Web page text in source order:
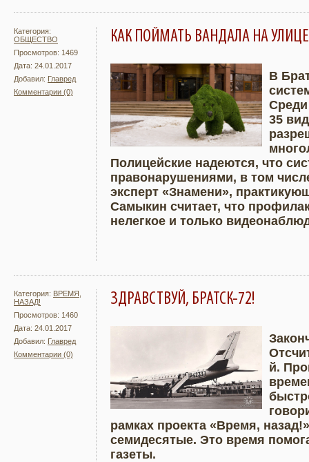
Категория:
ОБЩЕСТВО
Просмотров: 1469
Дата: 24.01.2017
Добавил: Главред
Комментарии (0)
КАК ПОЙМАТЬ ВАНДАЛА НА
Подробнее
В
Среди
35
Полицейские надеются, что
правонарушениями, в том
эксперт «Знамени»,
Самыкин считает, что
нелегкое и только
Категория: ВРЕМЯ,
НАЗАД!
Просмотров: 1460
Дата: 24.01.2017
Добавил: Главред
Комментарии (0)
ЗДРАВСТВУЙ, БРАТСК-72!
й.
рамках проекта «Время,
семидесятые. Это время
газеты.